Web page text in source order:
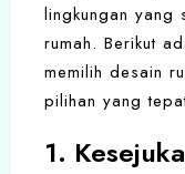
lingkungan yang
rumah. Berikut
memilih desain
pilihan yang
1.